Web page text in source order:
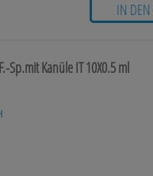
Tierarzneimittel IN DEN
Sp.mit Kanüle IT10X0.5 ml